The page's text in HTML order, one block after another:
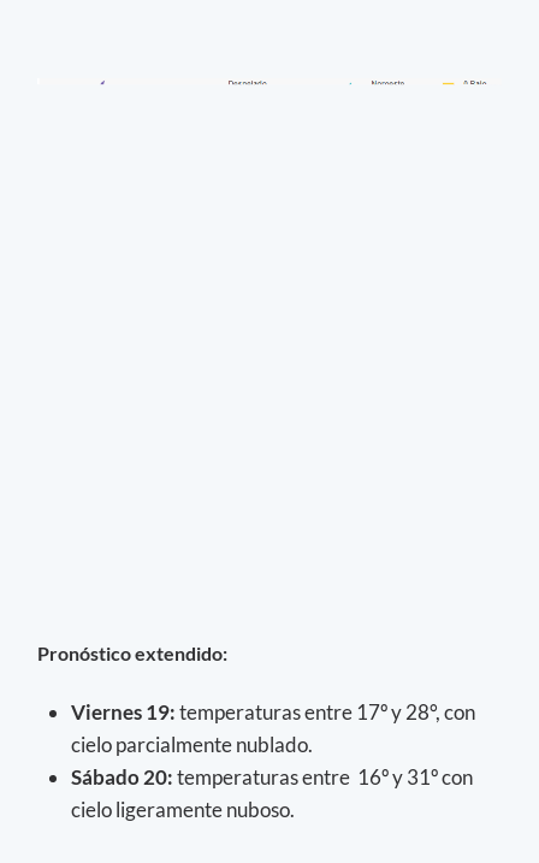
Pronóstico extendido:
Viernes 19:temperaturas entre 17º y 28°, con
cielo parcialmente nublado.
Sábado 20:temperaturas entre 16º y 31º con
cielo ligeramente nuboso.